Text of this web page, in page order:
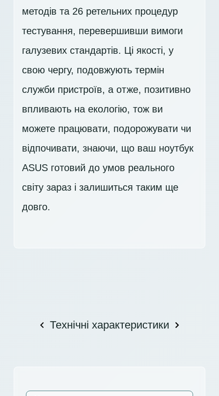
методів та 26 ретельних процедур
тестування, перевершивши вимоги
галузевих стандартів. Ці якості, у
свою чергу, подовжують термін
служби пристроїв, а отже, позитивно
впливають на екологію, тож ви
можете працювати, подорожувати чи
відпочивати, знаючи, що ваш ноутбук
ASUS готовий до умов реального
світу зараз і залишиться таким ще
довго.
Технічні характеристики